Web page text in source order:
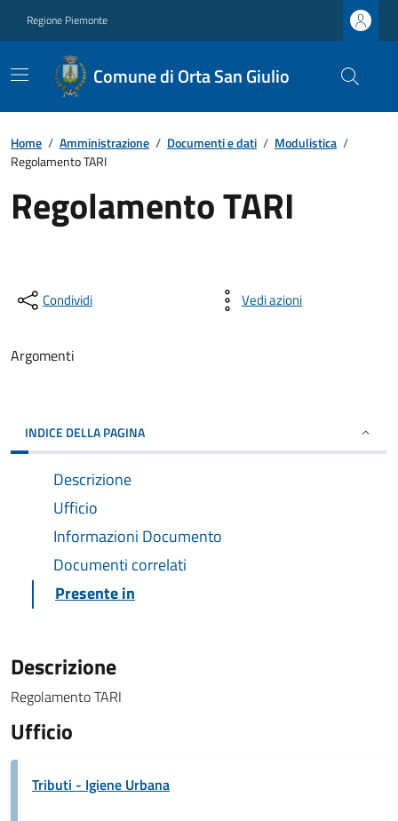
Regione Piemonte
Comune di Orta San Giulio
Home / Amministrazione / Documenti e dati / Modulistica /
Regolamento TARI
Regolamento TARI
Condividi Vedi azioni
Argomenti
INDICE DELLA PAGINA
Descrizione
Ufficio
Informazioni Documento
Documenti correlati
Presente in
Descrizione
Regolamento TARI
Ufficio
Tributi - Igiene Urbana